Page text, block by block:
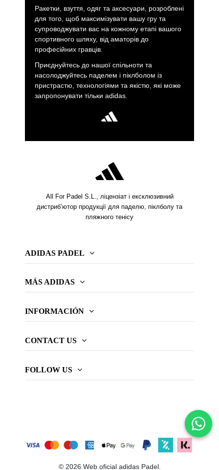
Ракетки, взуття, одяг та аксесуари, розроблені
для того, щоб максимізувати вашу гру та
супроводжувати вас на кожному етапі вашого
спортивного шляху, від аматорів до
професійних гравців.
Приєднуйтесь до нашої спільноти та
насолоджуйтесь паделем і піклболом із
пристрастю, технологіями та якістю, які може
запропонувати тільки adidas.
All For Padel S.L., ліцензіат і ексклюзивний
дистриб’ютор продукції для паделю, піклболу та
пляжного тенісу
ADIDAS PADEL
MÁS ADIDAS
INFORMACIÓN
CONTACT US
FOLLOW US
© 2026 Web oficial adidas Padel.